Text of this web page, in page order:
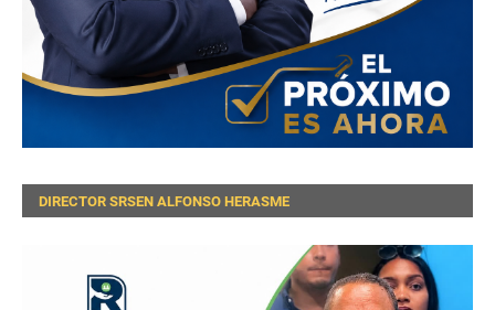
DIRECTOR SRSEN ALFONSO HERASME